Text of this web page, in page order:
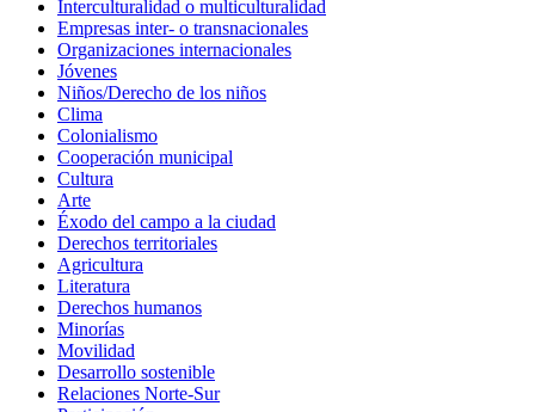
Interculturalidad o multiculturalidad
Empresas inter- o transnacionales
Organizaciones internacionales
Jóvenes
Niños/Derecho de los niños
Clima
Colonialismo
Cooperación municipal
Cultura
Arte
Éxodo del campo a la ciudad
Derechos territoriales
Agricultura
Literatura
Derechos humanos
Minorías
Movilidad
Desarrollo sostenible
Relaciones Norte-Sur